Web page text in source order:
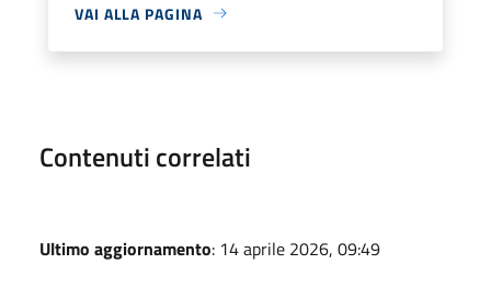
VAI ALLA PAGINA
Contenuti correlati
Ultimo aggiornamento: 14 aprile 2026, 09:49